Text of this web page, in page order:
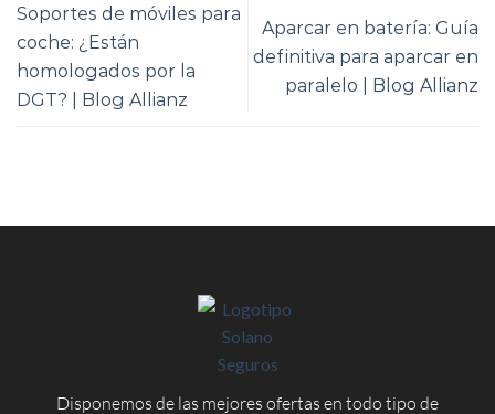
Soportes de móviles para
coche: ¿Están
homologados por la
DGT? | Blog Allianz
Aparcar en batería: Guía
definitiva para aparcar en
paralelo | Blog Allianz
Disponemos de las mejores ofertas en todo tipo de